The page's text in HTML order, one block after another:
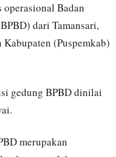
Badan
dari Tamansari,
Kabupaten (Puspemkab)
gedung BPBD dinilai
merupakan